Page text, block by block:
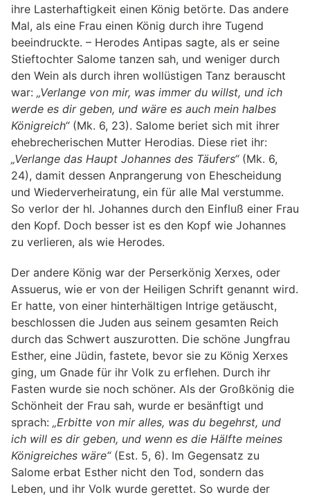
ihre Lasterhaftigkeit einen König betörte. Das andere
Mal, als eine Frau einen König durch ihre Tugend
beeindruckte. – Herodes Antipas sagte, als er seine
Stieftochter Salome tanzen sah, und weniger durch
den Wein als durch ihren wollüstigen Tanz berauscht
war: „Verlange von mir, was immer du willst, und ich
werde es dir geben, und wäre es auch mein halbes
Königreich“(Mk. 6, 23). Salome beriet sich mit ihrer
ehebrecherischen Mutter Herodias. Diese riet ihr:
„Verlange das Haupt Johannes des Täufers“(Mk. 6,
24), damit dessen Anprangerung von Ehescheidung
und Wiederverheiratung, ein für alle Mal verstumme.
So verlor der hl. Johannes durch den Einfluß einer Frau
den Kopf. Doch besser ist es den Kopf wie Johannes
zu verlieren, als wie Herodes.
Der andere König war der Perserkönig Xerxes, oder
Assuerus, wie er von der Heiligen Schrift genannt wird.
Er hatte, von einer hinterhältigen Intrige getäuscht,
beschlossen die Juden aus seinem gesamten Reich
durch das Schwert auszurotten. Die schöne Jungfrau
Esther, eine Jüdin, fastete, bevor sie zu König Xerxes
ging, um Gnade für ihr Volk zu erflehen. Durch ihr
Fasten wurde sie noch schöner. Als der Großkönig die
Schönheit der Frau sah, wurde er besänftigt und
sprach: „Erbitte von mir alles, was du begehrst, und
ich will es dir geben, und wenn es die Hälfte meines
Königreiches wäre“(Est. 5, 6). Im Gegensatz zu
Salome erbat Esther nicht den Tod, sondern das
Leben, und ihr Volk wurde gerettet. So wurde der